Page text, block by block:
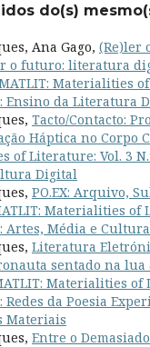
do(s)
Ana Gago, (Re)ler
o futuro: literatura
Materialities
Ensino da Literatura
Tacto/Contacto:
Háptica no Corpo
of Literature: Vol. 3
Digital
PO.EX: Arquivo,
Materialities of
Artes, Média e
Literatura
sentado na
Materialities of
Redes da Poesia
Materiais
Entre o